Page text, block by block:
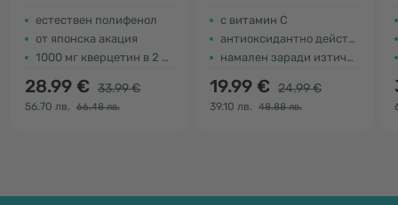
естествен полифенол
от японска акация
1000 мг кверцетин в 2 капсули
28.99 € 33.99 €
56.70 лв. 66.48 лв.
с витамин С
антиоксидантно действие
намален заради изтичане на срока на годност
19.99 € 24.99 €
39.10 лв. 48.88 лв.